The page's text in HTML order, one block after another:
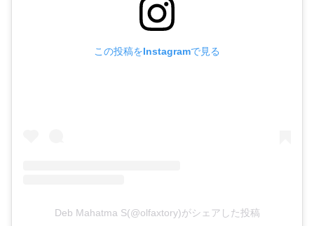
この投稿をInstagramで見る
Deb Mahatma S(@olfaxtory)がシェアした投稿